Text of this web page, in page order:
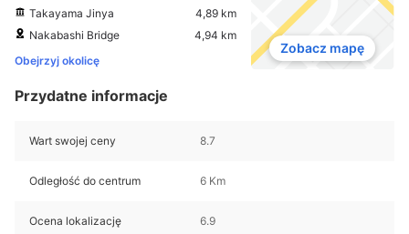
Takayama Jinya
4,89 km
Nakabashi Bridge
4,94 km
Obejrzyj okolicę
Zobacz mapę
Przydatne informacje
Wart swojej ceny 8.7
Odległość do centrum 6 Km
Ocena lokalizację 6.9